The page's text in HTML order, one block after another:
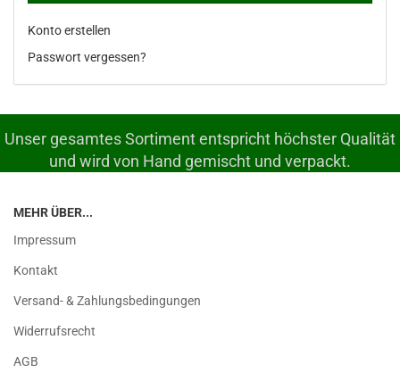
Konto erstellen
Passwort vergessen?
Unser gesamtes Sortiment entspricht höchster Qualität
und wird von Hand gemischt und verpackt.
MEHR ÜBER...
Impressum
Kontakt
Versand- & Zahlungsbedingungen
Widerrufsrecht
AGB